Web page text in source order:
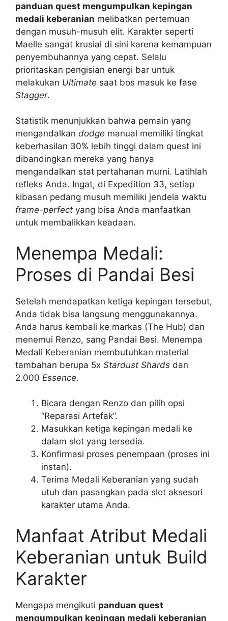
panduan quest mengumpulkan kepingan
medali keberanian melibatkan pertemuan
dengan musuh-musuh elit. Karakter seperti
Maelle sangat krusial di sini karena kemampuan
penyembuhannya yang cepat. Selalu
prioritaskan pengisian energi bar untuk
melakukan Ultimate saat bos masuk ke fase
Stagger.
Statistik menunjukkan bahwa pemain yang
mengandalkan dodge manual memiliki tingkat
keberhasilan 30% lebih tinggi dalam quest ini
dibandingkan mereka yang hanya
mengandalkan stat pertahanan murni. Latihlah
refleks Anda. Ingat, di Expedition 33, setiap
kibasan pedang musuh memiliki jendela waktu
frame-perfect yang bisa Anda manfaatkan
untuk membalikkan keadaan.
Menempa Medali:
Proses di Pandai Besi
Setelah mendapatkan ketiga kepingan tersebut,
Anda tidak bisa langsung menggunakannya.
Anda harus kembali ke markas (The Hub) dan
menemui Renzo, sang Pandai Besi. Menempa
Medali Keberanian membutuhkan material
tambahan berupa 5x Stardust Shards dan
2.000 Essence.
Bicara dengan Renzo dan pilih opsi
“Reparasi Artefak”.
Masukkan ketiga kepingan medali ke
dalam slot yang tersedia.
Konfirmasi proses penempaan (proses ini
instan).
Terima Medali Keberanian yang sudah
utuh dan pasangkan pada slot aksesori
karakter utama Anda.
Manfaat Atribut Medali
Keberanian untuk Build
Karakter
Mengapa mengikuti panduan quest
mengumpulkan kepingan medali keberanian